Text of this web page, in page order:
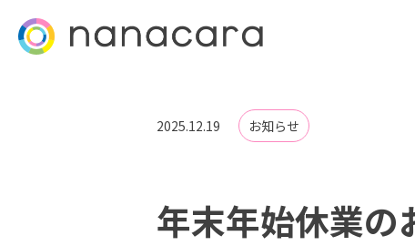
2025.12.19 お知らせ
年末年始休業の